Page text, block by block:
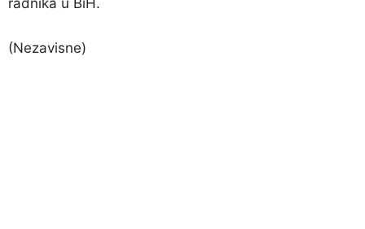
radnika u BiH.
(Nezavisne)